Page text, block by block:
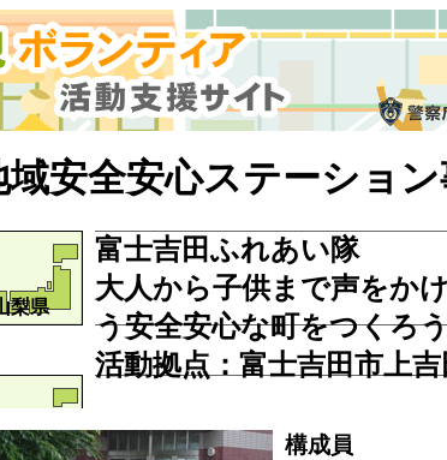
域安全安心ステーショ
梨県
富士吉田ふれあい隊
大人から子供まで声をか
う安全安心な町をつくろ
活動拠点： 富士吉田市上
構成員